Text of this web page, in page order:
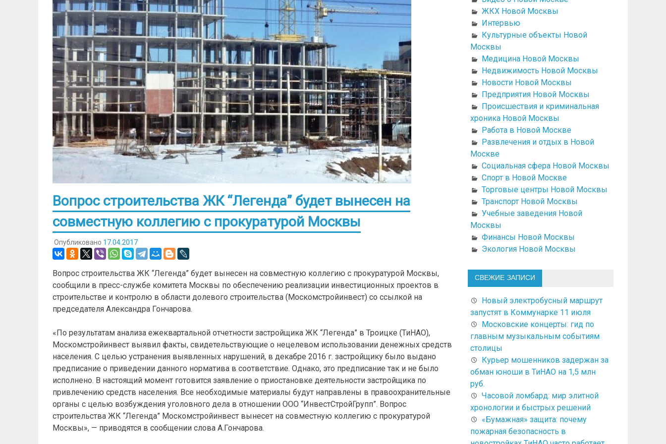
Вопрос строительства ЖК “Легенда” будет вынесен на
совместную коллегию с прокуратурой Москвы
Опубликовано 17.04.2017
Вопрос строительства ЖК “Легенда” будет вынесен на совместную коллегию с прокуратурой Москвы,
сообщили в пресс-службе комитета Москвы по обеспечению реализации инвестиционных проектов в
строительстве и контролю в области долевого строительства (Москомстройинвест) со ссылкой на
председателя Александра Гончарова.
«По результатам анализа ежеквартальной отчетности застройщика ЖК “Легенда” в Троицке (ТиНАО),
Москомстройинвест выявил факты, свидетельствующие о нецелевом использовании денежных средств
населения. С целью устранения выявленных нарушений, в декабре 2016 г. застройщику было выдано
предписание о приведении данного норматива в соответствие. Однако, это предписание так и не было
исполнено. В настоящий момент готовится заявление о приостановке деятельности застройщика по
привлечению средств населения. Все необходимые материалы будут направлены в правоохранительные
органы с целью возбуждения уголовного дела в отношении ООО “ИнвестСтройГрупп”. Вопрос
строительства ЖК “Легенда” Москомстройинвест вынесет на совместную коллегию с прокуратурой
Москвы», — приводятся в сообщении слова А.Гончарова.
ЖКХ Новой Москвы
Интервью
Культурные объекты Новой
Москвы
Медицина Новой Москвы
Недвижимость Новой Москвы
Новости Новой Москвы
Предприятия Новой Москвы
Происшествия и криминальная
хроника Новой Москвы
Работа в Новой Москве
Развлечения и отдых в Новой
Москве
Социальная сфера Новой Москвы
Спорт в Новой Москве
Торговые центры Новой Москвы
Транспорт Новой Москвы
Учебные заведения Новой
Москвы
Финансы Новой Москвы
Экология Новой Москвы
СВЕЖИЕ ЗАПИСИ
Новый электробусный маршрут
запустят в Коммунарке 11 июля
Московские концерты: гид по
главным музыкальным событиям
столицы
Курьер мошенников задержан за
обман юноши в ТиНАО на 1,5 млн
руб.
Часовой ломбард: мир элитной
хронологии и быстрых решений
«Бумажная» защита: почему
пожарная безопасность в